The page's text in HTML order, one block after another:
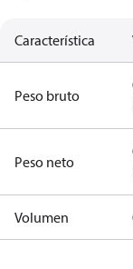
Característica
Peso bruto
Peso neto
Volumen